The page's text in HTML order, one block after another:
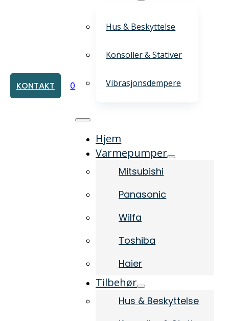
Hus & Beskyttelse
Konsoller & Stativer
Vibrasjonsdempere
Hjem
Varmepumper
Mitsubishi
Panasonic
Wilfa
Toshiba
Haier
Tilbehør
Hus & Beskyttelse
KONTAKT 0